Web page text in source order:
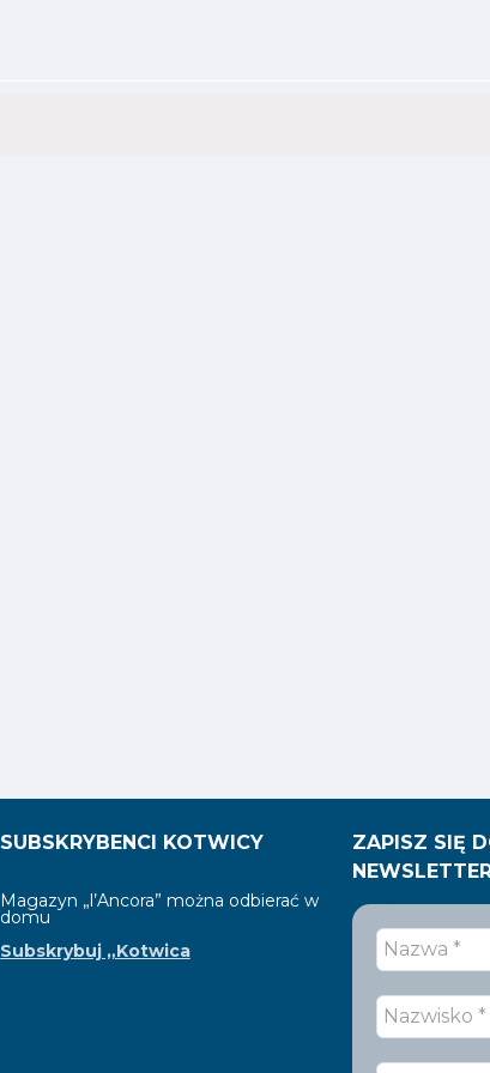
SUBSKRYBENCI KOTWICY
Magazyn „l’Ancora” można odbierać w
domu
Subskrybuj „Kotwica
ZAPISZ SIĘ